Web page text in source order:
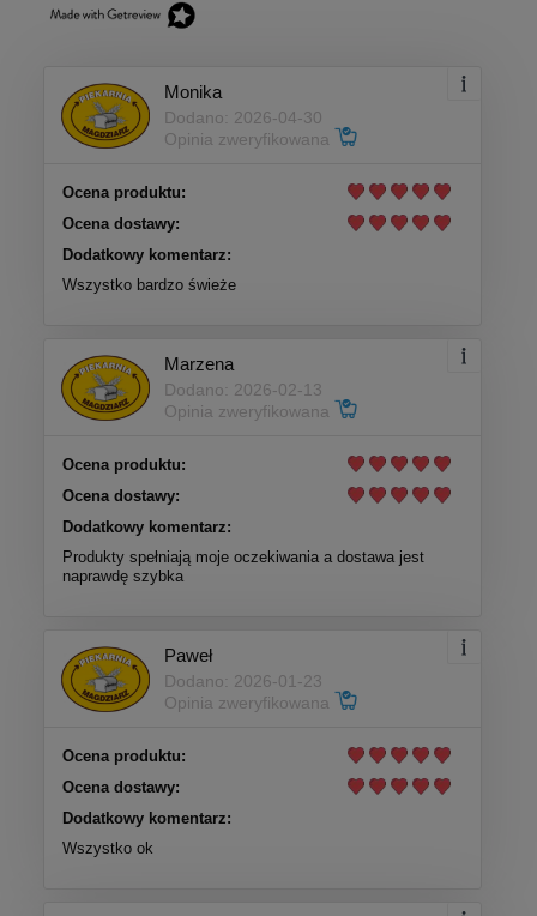
Monika
Dodano: 2026-04-30
Opinia zweryfikowana
Ocena produktu:
Ocena dostawy:
Dodatkowy komentarz:
Wszystko bardzo świeże
Marzena
Dodano: 2026-02-13
Opinia zweryfikowana
Ocena produktu:
Ocena dostawy:
Dodatkowy komentarz:
Produkty spełniają moje oczekiwania a dostawa jest
naprawdę szybka
Paweł
Dodano: 2026-01-23
Opinia zweryfikowana
Ocena produktu:
Ocena dostawy:
Dodatkowy komentarz:
Wszystko ok